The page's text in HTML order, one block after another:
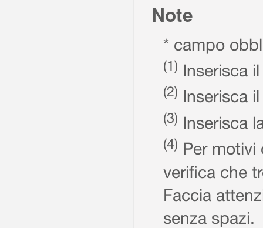
Note
* campo
(1) Inserisca
(2) Inserisca
(3) Inserisca
(4) Per motivi
verifica che
Faccia
senza spazi.